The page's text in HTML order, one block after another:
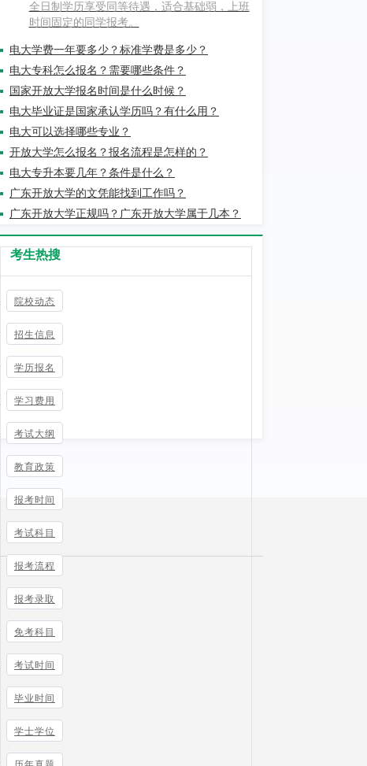
全日制学历享受同等待遇，适合基础弱，上班
时间固定的同学报考。
电大学费一年要多少？标准学费是多少？
电大专科怎么报名？需要哪些条件？
国家开放大学报名时间是什么时候？
电大毕业证是国家承认学历吗？有什么用？
电大可以选择哪些专业？
开放大学怎么报名？报名流程是怎样的？
电大专升本要几年？条件是什么？
广东开放大学的文凭能找到工作吗？
广东开放大学正规吗？广东开放大学属于几本？
考生热搜
院校动态
招生信息
学历报名
学习费用
考试大纲
教育政策
报考时间
考试科目
报考流程
报考录取
免考科目
考试时间
毕业时间
学士学位